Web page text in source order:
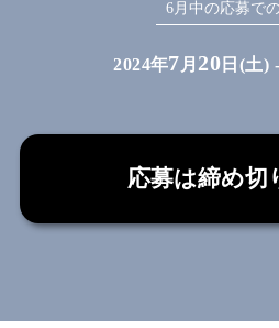
6月中の応募で
2024年7 月 20 日(土) -
応募は締め切